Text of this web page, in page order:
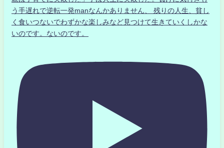
う手遅れで逆転一発manなんかありません、 残りの人生、貧し
く食いつないでわずかな楽しみなど見つけて生きていくしかな
いのです。ないのです。